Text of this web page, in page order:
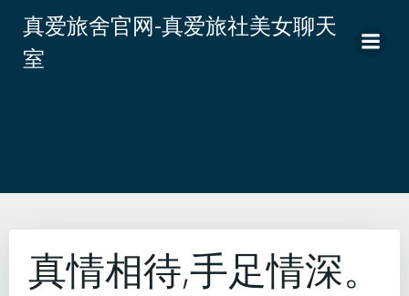
转
真爱旅舍官网-真爱旅社美女聊天
室
真情相待,手足情深。